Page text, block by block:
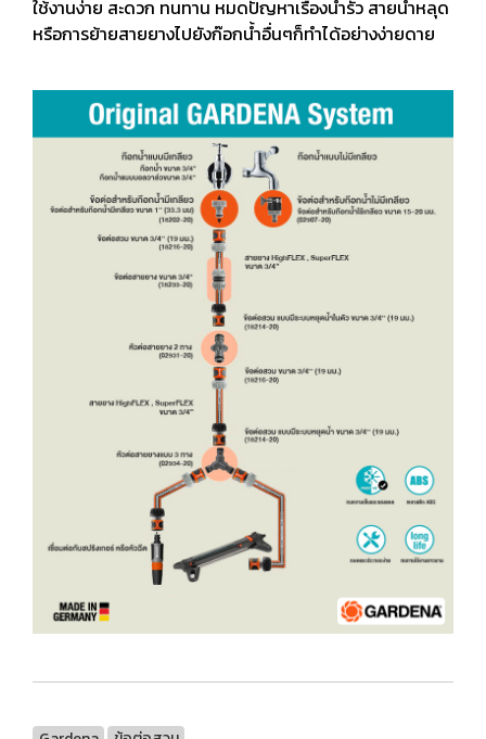
ใช้งานง่าย สะดวก ทนทาน หมดปัญหาเรื่องน้ำรั่ว สายน้ำหลุด
หรือการย้ายสายยางไปยังก๊อกน้ำอื่นๆก็ทำได้อย่างง่ายดาย